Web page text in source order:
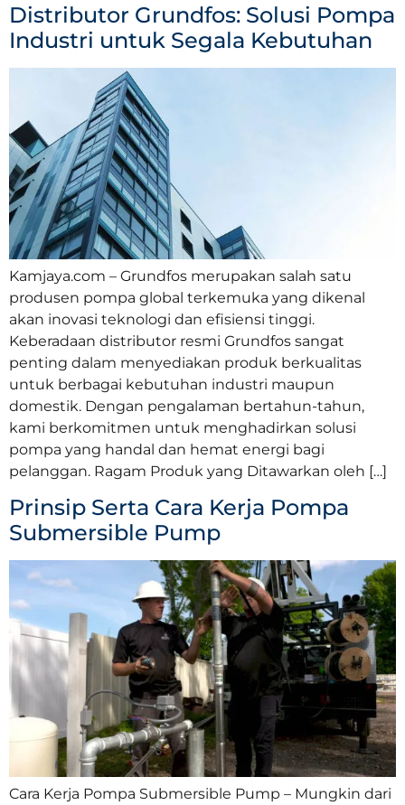
Distributor Grundfos: Solusi Pompa
Industri untuk Segala Kebutuhan
Kamjaya.com – Grundfos merupakan salah satu
produsen pompa global terkemuka yang dikenal
akan inovasi teknologi dan efisiensi tinggi.
Keberadaan distributor resmi Grundfos sangat
penting dalam menyediakan produk berkualitas
untuk berbagai kebutuhan industri maupun
domestik. Dengan pengalaman bertahun-tahun,
kami berkomitmen untuk menghadirkan solusi
pompa yang handal dan hemat energi bagi
pelanggan. Ragam Produk yang Ditawarkan oleh […]
Prinsip Serta Cara Kerja Pompa
Submersible Pump
Cara Kerja Pompa Submersible Pump – Mungkin dari